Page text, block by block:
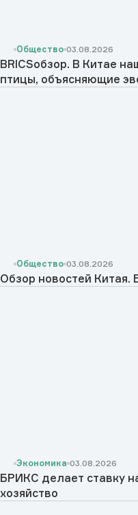
Общество 03.08.2026
BRICSобзор. В Китае
птицы, объясняющие
Общество 03.08.2026
Обзор новостей Китая.
Экономика 03.08.2026
БРИКС делает ставку
хозяйство